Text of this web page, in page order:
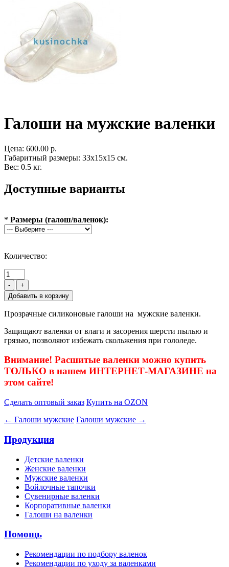
Галоши на мужские валенки
Цена: 600.00 р.
Габаритный размеры: 33x15x15 см.
Вес: 0.5 кг.
Доступные варианты
* Размеры (галош/валенок):
Количество:
- +
Прозрачные силиконовые галоши на мужские валенки.
Защищают валенки от влаги и засорения шерсти пылью и
грязью, позволяют избежать скольжения при гололеде.
Внимание! Расшитые валенки можно купить
ТОЛЬКО в нашем ИНТЕРНЕТ-МАГАЗИНЕ на
этом сайте!
Сделать оптовый заказ Купить на OZON
← Галоши мужские Галоши мужские →
Продукция
Детские валенки
Женские валенки
Мужские валенки
Войлочные тапочки
Сувенирные валенки
Корпоративные валенки
Галоши на валенки
Помощь
Рекомендации по подбору валенок
Рекомендации по уходу за валенками